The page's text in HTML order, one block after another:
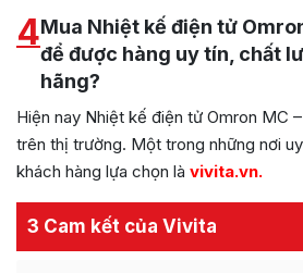
4Mua Nhiệt kế điện tử
để được hàng uy tín, chất
hãng?
Hiện nay Nhiệt kế điện tử Omron MC
trên thị trường. Một trong những nơi
khách hàng lựa chọn là vivita.vn.
3 Cam kết của Vivita